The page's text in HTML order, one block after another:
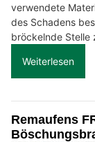
verwendete
des Schadens
bröckelnde Stelle
Weiterlesen
Remaufens